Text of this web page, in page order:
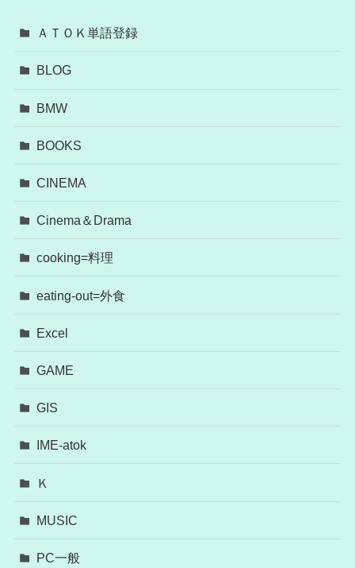
ＡＴＯＫ単語登録
BLOG
BMW
BOOKS
CINEMA
Cinema＆Drama
cooking=料理
eating-out=外食
Excel
GAME
GIS
IME-atok
Ｋ
MUSIC
PC一般